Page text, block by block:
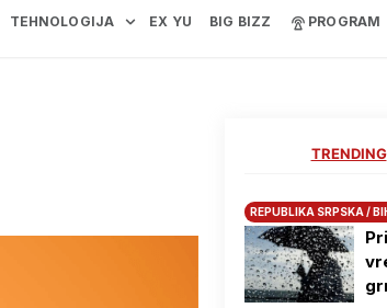
TEHNOLOGIJA EX YU BIG BIZZ PROGRAM
TRENDING
REPUBLIKA SRPSKA /